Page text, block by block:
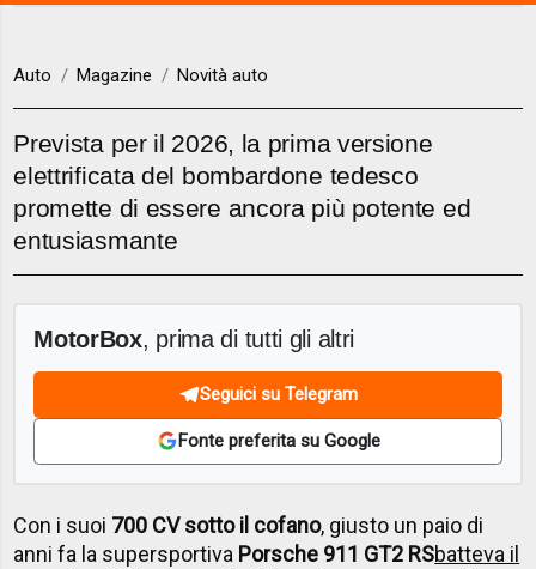
Auto Magazine Novità auto
Prevista per il 2026, la prima versione
elettrificata del bombardone tedesco
promette di essere ancora più potente ed
entusiasmante
MotorBox, prima di tutti gli altri
Seguici su Telegram
Fonte preferita su Google
Con i suoi 700 CV sotto il cofano, giusto un paio di
anni fa la supersportiva Porsche 911 GT2 RSbatteva il